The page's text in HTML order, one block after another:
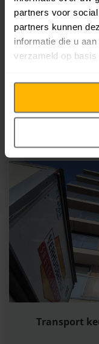
partners voor
partners kunnen
informatie die u
verzameld op
die door
Transport